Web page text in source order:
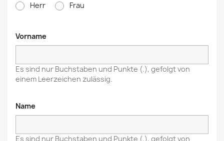
Herr
Frau
Vorname
Es sind nur Buchstaben und Punkte (.), gefolgt von
einem Leerzeichen zulässig.
Name
Es sind nur Buchstaben und Punkte (.), gefolgt von